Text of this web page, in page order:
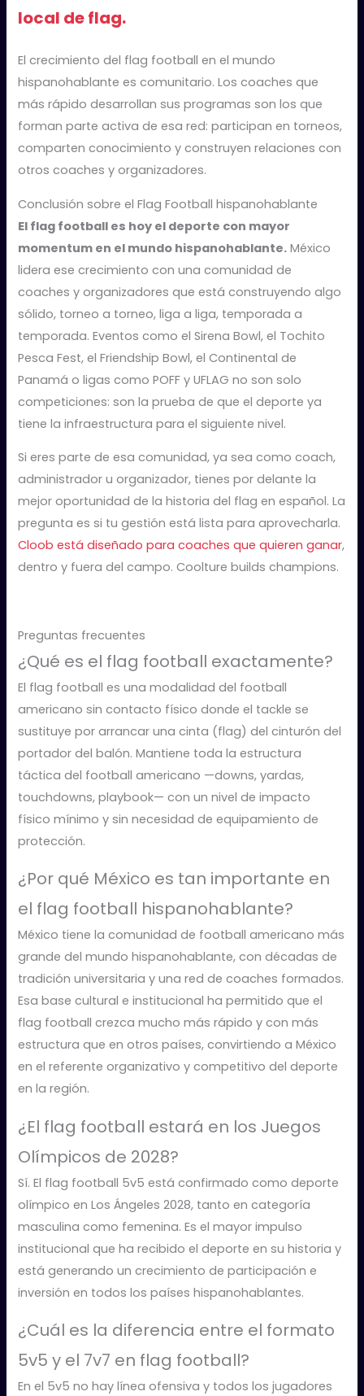
local de flag.
El crecimiento del flag football en el mundo
hispanohablante es comunitario. Los coaches que
más rápido desarrollan sus programas son los que
forman parte activa de esa red: participan en torneos,
comparten conocimiento y construyen relaciones con
otros coaches y organizadores.
Conclusión sobre el Flag Football hispanohablante
El flag football es hoy el deporte con mayor
momentum en el mundo hispanohablante. México
lidera ese crecimiento con una comunidad de
coaches y organizadores que está construyendo algo
sólido, torneo a torneo, liga a liga, temporada a
temporada. Eventos como el Sirena Bowl, el Tochito
Pesca Fest, el Friendship Bowl, el Continental de
Panamá o ligas como POFF y UFLAG no son solo
competiciones: son la prueba de que el deporte ya
tiene la infraestructura para el siguiente nivel.
Si eres parte de esa comunidad, ya sea como coach,
administrador u organizador, tienes por delante la
mejor oportunidad de la historia del flag en español. La
pregunta es si tu gestión está lista para aprovecharla.
Cloob está diseñado para coaches que quieren ganar,
dentro y fuera del campo. Coolture builds champions.
Preguntas frecuentes
¿Qué es el flag football exactamente?
El flag football es una modalidad del football
americano sin contacto físico donde el tackle se
sustituye por arrancar una cinta (flag) del cinturón del
portador del balón. Mantiene toda la estructura
táctica del football americano —downs, yardas,
touchdowns, playbook— con un nivel de impacto
físico mínimo y sin necesidad de equipamiento de
protección.
¿Por qué México es tan importante en
el flag football hispanohablante?
México tiene la comunidad de football americano más
grande del mundo hispanohablante, con décadas de
tradición universitaria y una red de coaches formados.
Esa base cultural e institucional ha permitido que el
flag football crezca mucho más rápido y con más
estructura que en otros países, convirtiendo a México
en el referente organizativo y competitivo del deporte
en la región.
¿El flag football estará en los Juegos
Olímpicos de 2028?
Sí. El flag football 5v5 está confirmado como deporte
olímpico en Los Ángeles 2028, tanto en categoría
masculina como femenina. Es el mayor impulso
institucional que ha recibido el deporte en su historia y
está generando un crecimiento de participación e
inversión en todos los países hispanohablantes.
¿Cuál es la diferencia entre el formato
5v5 y el 7v7 en flag football?
En el 5v5 no hay línea ofensiva y todos los jugadores